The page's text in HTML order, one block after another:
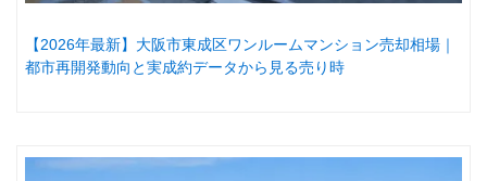
【2026年最新】大阪市東成区ワンルームマンション売却相場｜
都市再開発動向と実成約データから見る売り時